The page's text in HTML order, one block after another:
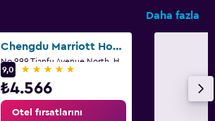
Daha fazla
Chengdu Marriott Hotel Financial Centre
9,0
5 yıldız
₺4.566
Otel fırsatlarını